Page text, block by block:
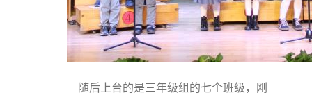
随后上台的是三年级组的七个班级，刚